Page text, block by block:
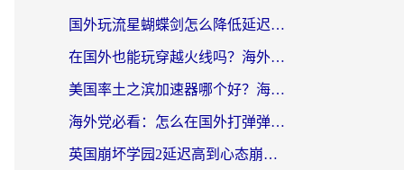
国外玩流星蝴蝶剑怎么降低延迟？海外党必看的加速秘籍（含欧洲鸣潮&彩虹岛优化攻略）
在国外也能玩穿越火线吗？海外玩家国服游戏畅玩终极指南
美国率土之滨加速器哪个好？海外党国服游戏畅玩终极指南（附多游戏解决方案）
海外党必看：怎么在国外打弹弹堂不卡？番茄加速器亲测指南
英国崩坏学园2延迟高到心态崩？海外党国服游戏加速终极指南